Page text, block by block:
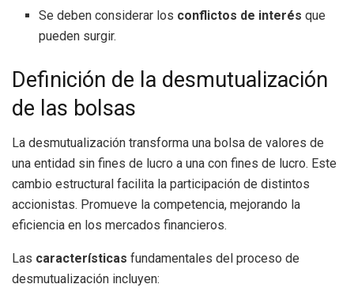
Se deben considerar los conflictos de interés que
pueden surgir.
Definición de la desmutualización
de las bolsas
La desmutualización transforma una bolsa de valores de
una entidad sin fines de lucro a una con fines de lucro. Este
cambio estructural facilita la participación de distintos
accionistas. Promueve la competencia, mejorando la
eficiencia en los mercados financieros.
Las características fundamentales del proceso de
desmutualización incluyen: